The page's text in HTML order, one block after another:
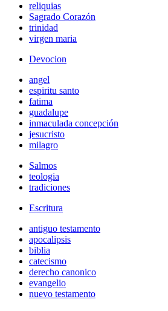
reliquias
Sagrado Corazón
trinidad
virgen maria
Devocion
angel
espiritu santo
fatima
guadalupe
inmaculada concepción
jesucristo
milagro
Salmos
teologia
tradiciones
Escritura
antiguo testamento
apocalipsis
biblia
catecismo
derecho canonico
evangelio
nuevo testamento